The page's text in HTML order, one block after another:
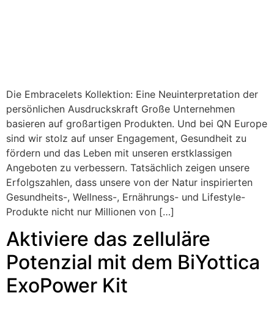
Die Embracelets Kollektion: Eine Neuinterpretation der
persönlichen Ausdruckskraft Große Unternehmen
basieren auf großartigen Produkten. Und bei QN Europe
sind wir stolz auf unser Engagement, Gesundheit zu
fördern und das Leben mit unseren erstklassigen
Angeboten zu verbessern. Tatsächlich zeigen unsere
Erfolgszahlen, dass unsere von der Natur inspirierten
Gesundheits-, Wellness-, Ernährungs- und Lifestyle-
Produkte nicht nur Millionen von […]
Aktiviere das zelluläre
Potenzial mit dem BiYottica
ExoPower Kit